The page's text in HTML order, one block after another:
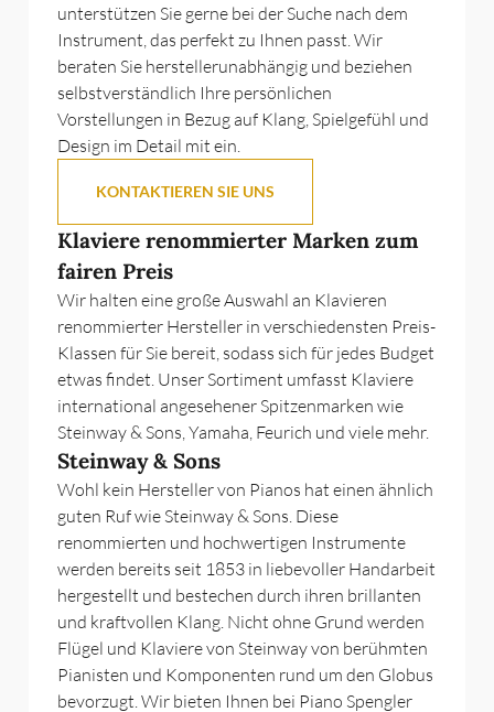
unterstützen Sie gerne bei der Suche nach dem
Instrument, das perfekt zu Ihnen passt. Wir
beraten Sie herstellerunabhängig und beziehen
selbstverständlich Ihre persönlichen
Vorstellungen in Bezug auf Klang, Spielgefühl und
Design im Detail mit ein.
KONTAKTIEREN SIE UNS
Klaviere renommierter Marken zum
fairen Preis
Wir halten eine große Auswahl an Klavieren
renommierter Hersteller in verschiedensten Preis-
Klassen für Sie bereit, sodass sich für jedes Budget
etwas findet. Unser Sortiment umfasst Klaviere
international angesehener Spitzenmarken wie
Steinway & Sons, Yamaha, Feurich und viele mehr.
Steinway & Sons
Wohl kein Hersteller von Pianos hat einen ähnlich
guten Ruf wie Steinway & Sons. Diese
renommierten und hochwertigen Instrumente
werden bereits seit 1853 in liebevoller Handarbeit
hergestellt und bestechen durch ihren brillanten
und kraftvollen Klang. Nicht ohne Grund werden
Flügel und Klaviere von Steinway von berühmten
Pianisten und Komponenten rund um den Globus
bevorzugt. Wir bieten Ihnen bei Piano Spengler